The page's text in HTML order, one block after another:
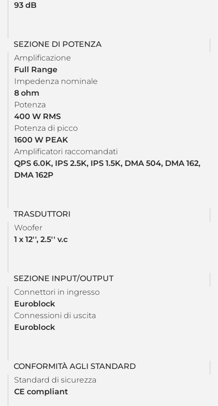
93 dB
SEZIONE DI POTENZA
Amplificazione
Full Range
Impedenza nominale
8 ohm
Potenza
400 W RMS
Potenza di picco
1600 W PEAK
Amplificatori raccomandati
QPS 6.0K, IPS 2.5K, IPS 1.5K, DMA 504, DMA 162,
DMA 162P
TRASDUTTORI
Woofer
1 x 12'', 2.5'' v.c
SEZIONE INPUT/OUTPUT
Connettori in ingresso
Euroblock
Connessioni di uscita
Euroblock
CONFORMITÀ AGLI STANDARD
Standard di sicurezza
CE compliant